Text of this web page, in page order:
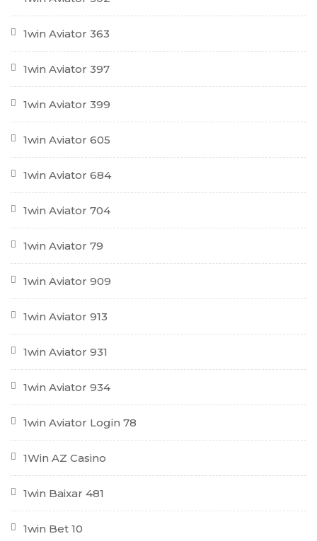
1win Aviator 363
1win Aviator 397
1win Aviator 399
1win Aviator 605
1win Aviator 684
1win Aviator 704
1win Aviator 79
1win Aviator 909
1win Aviator 913
1win Aviator 931
1win Aviator 934
1win Aviator Login 78
1Win AZ Casino
1win Baixar 481
1win Bet 10